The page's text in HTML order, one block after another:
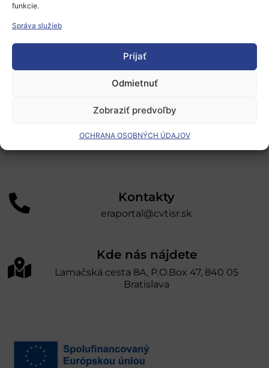
funkcie.
Správa služieb
Prijať
Odmietnuť
Zobraziť predvoľby
OCHRANA OSOBNÝCH ÚDAJOV
Grantové programy pre výskum
Odber noviniek
úniou v rámci Programu Slovensko. Portál
informácií SR“
Kontakty
eraportal@cvtisr.sk
Kde nás nájdete
Lamačská cesta 8A, P.O.Box 47, 840 05
Bratislava